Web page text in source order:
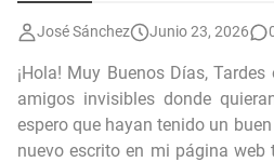
José Sánchez Junio 23, 2026
¡Hola! Muy Buenos Días,
amigos invisibles donde
espero que hayan tenido un
nuevo escrito en mi página web